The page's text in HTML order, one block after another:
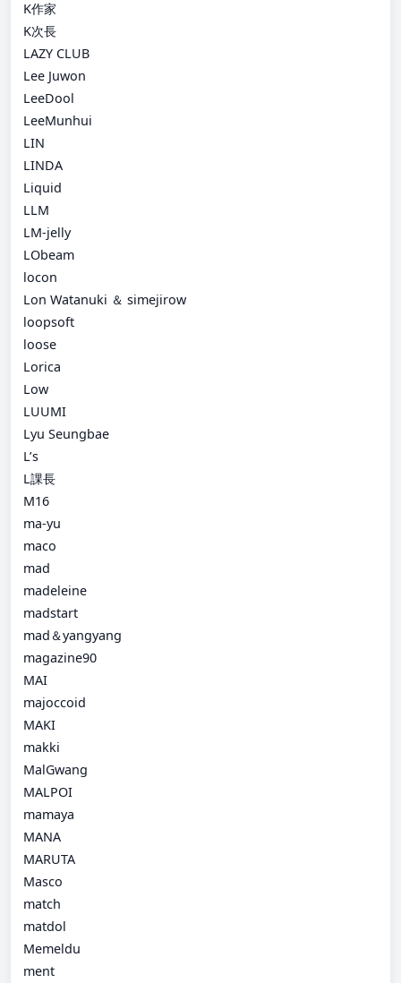
K作家
K次長
LAZY CLUB
Lee Juwon
LeeDool
LeeMunhui
LIN
LINDA
Liquid
LLM
LM-jelly
LObeam
locon
Lon Watanuki ＆ simejirow
loopsoft
loose
Lorica
Low
LUUMI
Lyu Seungbae
L’s
L課長
M16
ma-yu
maco
mad
madeleine
madstart
mad＆yangyang
magazine90
MAI
majoccoid
MAKI
makki
MalGwang
MALPOI
mamaya
MANA
MARUTA
Masco
match
matdol
Memeldu
ment